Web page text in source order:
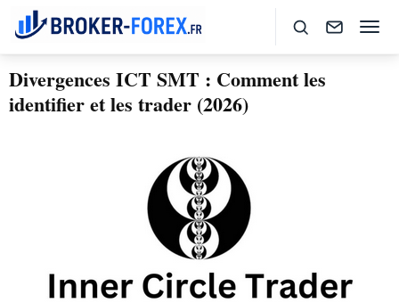
Divergences ICT SMT : Comment les
identifier et les trader (2026)